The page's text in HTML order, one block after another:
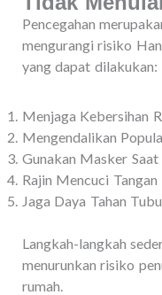
Pencegahan
mengurangi risiko
yang dapat dilakukan:
Menjaga Kebersihan
Mengendalikan
Gunakan Masker
Rajin Mencuci Tangan
Jaga Daya Tahan
Langkah-langkah
menurunkan risiko
rumah.